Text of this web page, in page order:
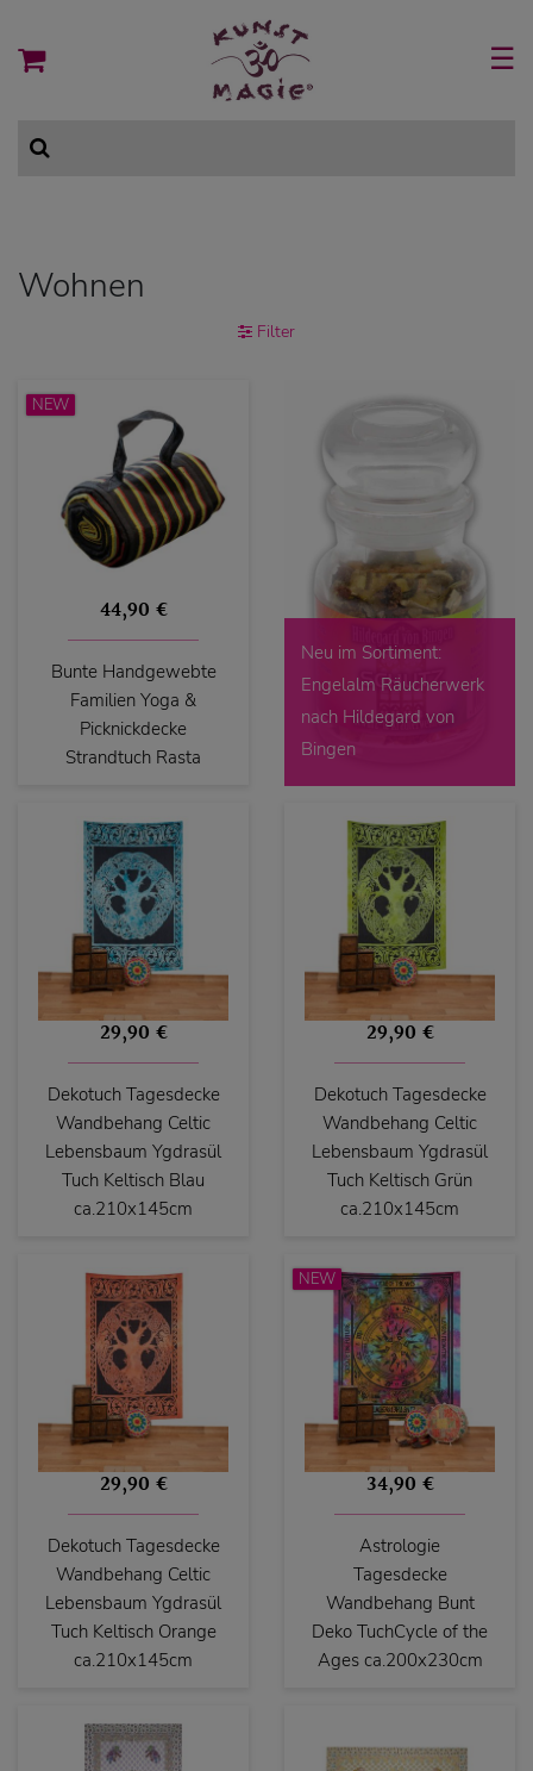
☰
Wohnen
Filter
NEW
44,90 €
Bunte Handgewebte
Familien Yoga &
Picknickdecke
Strandtuch Rasta
Neu im Sortiment:
Engelalm Räucherwerk
nach Hildegard von
Bingen
29,90 €
Dekotuch Tagesdecke
Wandbehang Celtic
Lebensbaum Ygdrasül
Tuch Keltisch Blau
ca.210x145cm
29,90 €
Dekotuch Tagesdecke
Wandbehang Celtic
Lebensbaum Ygdrasül
Tuch Keltisch Grün
ca.210x145cm
29,90 €
Dekotuch Tagesdecke
Wandbehang Celtic
Lebensbaum Ygdrasül
Tuch Keltisch Orange
ca.210x145cm
NEW
34,90 €
Astrologie
Tagesdecke
Wandbehang Bunt
Deko TuchCycle of the
Ages ca.200x230cm